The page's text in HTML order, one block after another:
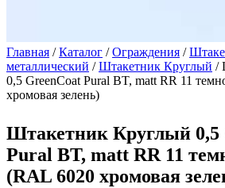
Главная /Каталог /Ограждения /
металлический /Штакетник Круглый /
0,5 GreenCoat Pural BT, matt RR 11
хромовая зелень)
Штакетник Круглый 0,5
Pural BT, matt RR 11
(RAL 6020 хромовая